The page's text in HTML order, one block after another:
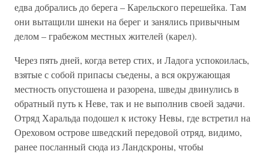
едва добрались до берега – Карельского перешейка. Там
они вытащили шнеки на берег и занялись привычным
делом – грабежом местных жителей (карел).
Через пять дней, когда ветер стих, и Ладога успокоилась,
взятые с собой припасы съедены, а вся окружающая
местность опустошена и разорена, шведы двинулись в
обратный путь к Неве, так и не выполнив своей задачи.
Отряд Харальда подошел к истоку Невы, где встретил на
Ореховом острове шведский передовой отряд, видимо,
ранее посланный сюда из Ландскроны, чтобы